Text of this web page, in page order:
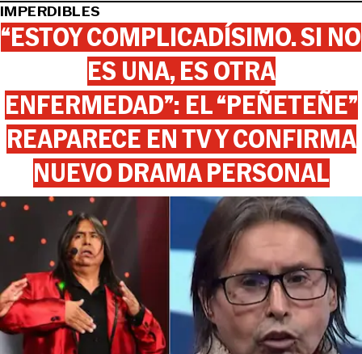
View this post on Instagram
IMPERDIBLES
“ESTOY COMPLICADÍSIMO. SI NO
ES UNA, ES OTRA
ENFERMEDAD”: EL “PEÑETEÑE”
REAPARECE EN TV Y CONFIRMA
NUEVO DRAMA PERSONAL